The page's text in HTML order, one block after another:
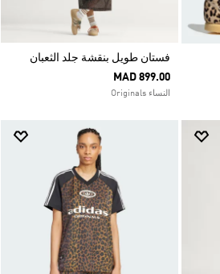
فستان طويل بنقشة جلد الثعبان
MAD 899.00
النساء Originals